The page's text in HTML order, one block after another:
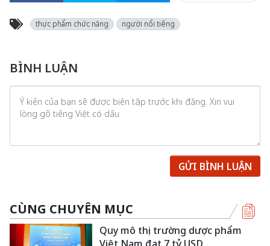
thực phẩm chức năng người nổi tiếng
BÌNH LUẬN
GỬI BÌNH LUẬN
CÙNG CHUYÊN MỤC
Quy mô thị trường dược phẩm